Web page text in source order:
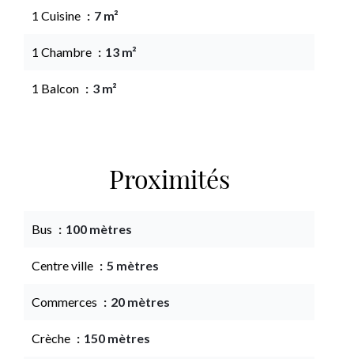
1 Cuisine 7 m²
1 Chambre 13 m²
1 Balcon 3 m²
Proximités
Bus 100 mètres
Centre ville 5 mètres
Commerces 20 mètres
Crèche 150 mètres